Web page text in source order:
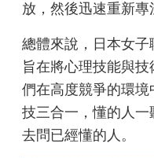
放，然後迅速重新專
總體來說，日本女
旨在將心理技能與
們在高度競爭的環境
技三合一，懂的人
去問已經懂的人。